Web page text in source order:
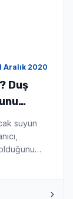
Aralık 2020
Duş
ve
suyun